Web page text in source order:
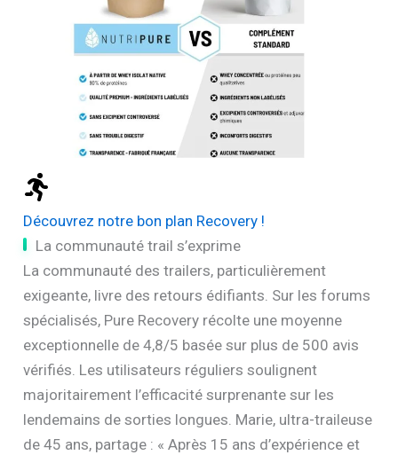
Découvrez notre bon plan Recovery !
La communauté trail s’exprime
La communauté des trailers, particulièrement
exigeante, livre des retours édifiants. Sur les forums
spécialisés, Pure Recovery récolte une moyenne
exceptionnelle de 4,8/5 basée sur plus de 500 avis
vérifiés. Les utilisateurs réguliers soulignent
majoritairement l’efficacité surprenante sur les
lendemains de sorties longues. Marie, ultra-traileuse
de 45 ans, partage : « Après 15 ans d’expérience et